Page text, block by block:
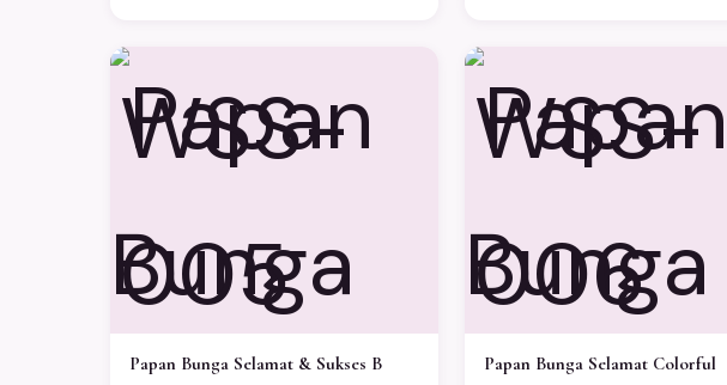
WSS-
005
Papan Bunga Selamat & Sukses B
WSS-
006
Papan Bunga Selamat Colorful